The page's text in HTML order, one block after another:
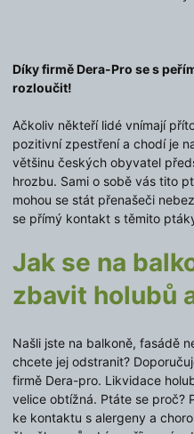
Díky firmě Dera-Pro se s
rozloučit!
Ačkoliv někteří lidé vnímají
pozitivní zpestření a chodí je
většinu českých obyvatel
hrozbu. Sami o sobě vás tito
mohou se stát přenašeči
se přímý kontakt s těmito
Jak se na
zbavit holubů
Našli jste na balkoně, fasádě
chcete jej odstranit?
firmě Dera-pro. Likvidace
velice obtížná. Ptáte se proč?
ke kontaktu s alergeny a